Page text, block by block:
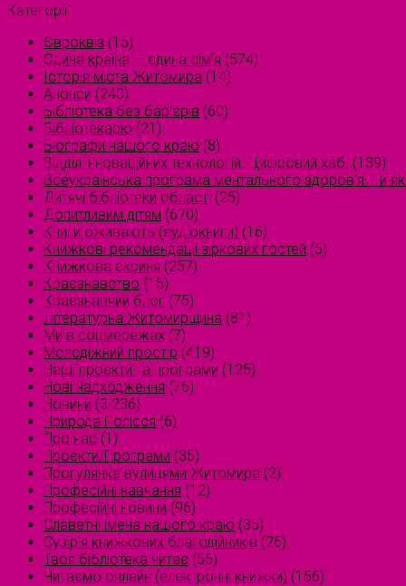
Категорії
Євроквіз (15)
Єдина країна — єдина сім’я (574)
Історія міста Житомира (14)
Анонси (240)
Бібліотека без бар'єрів (60)
Бібліотекарю (21)
Біографи нашого краю (8)
Відділ інноваційних технологій. Цифровий хаб. (139)
Всеукраїнська програма ментального здоров'я "Ти
Дитячі бібліотеки області (25)
Допитливим дітям (670)
Книги оживають (аудіокниги) (16)
Книжкові рекомендації зіркових гостей (5)
Книжкова скриня (257)
Краєзнавство (15)
Краєзнавчий блог (75)
Літературна Житомирщина (81)
Ми в соцмережах (7)
Молодіжний простір (419)
Наші проєкти та програми (125)
Нові надходження (76)
Новини (3 236)
Природа Полісся (6)
Про нас (1)
Проєкти/Програми (35)
Прогулянка вулицями Житомира (2)
Професійні навчання (12)
Професійні новини (96)
Славетні імена нашого краю (35)
Сузірʼя книжкових благодійників (26)
Твоя бібліотека читає (55)
Читаємо онлайн (електронні книжки) (156)